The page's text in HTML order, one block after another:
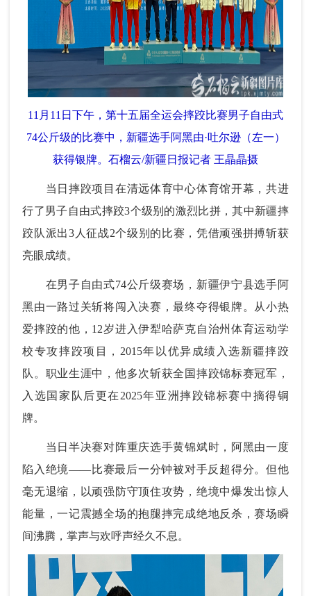
11月11日下午，第十五届全运会摔跤比赛男子自由式
74公斤级的比赛中，新疆选手阿黑由·吐尔逊（左一）
获得银牌。石榴云/新疆日报记者 王晶晶摄
当日摔跤项目在清远体育中心体育馆开幕，共进
行了男子自由式摔跤3个级别的激烈比拼，其中新疆摔
跤队派出3人征战2个级别的比赛，凭借顽强拼搏斩获
亮眼成绩。
在男子自由式74公斤级赛场，新疆伊宁县选手阿
黑由一路过关斩将闯入决赛，最终夺得银牌。从小热
爱摔跤的他，12岁进入伊犁哈萨克自治州体育运动学
校专攻摔跤项目，2015年以优异成绩入选新疆摔跤
队。职业生涯中，他多次斩获全国摔跤锦标赛冠军，
入选国家队后更在2025年亚洲摔跤锦标赛中摘得铜
牌。
当日半决赛对阵重庆选手黄锦斌时，阿黑由一度
陷入绝境——比赛最后一分钟被对手反超得分。但他
毫无退缩，以顽强防守顶住攻势，绝境中爆发出惊人
能量，一记震撼全场的抱腿摔完成绝地反杀，赛场瞬
间沸腾，掌声与欢呼声经久不息。